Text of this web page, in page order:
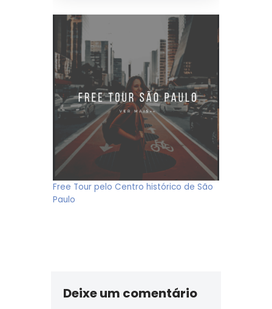
Free Tour pelo Centro histórico de São
Paulo
Deixe um comentário